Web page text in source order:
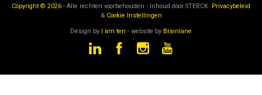
Copyright © 2026 - Alle rechten voorbehouden - Inhoud door STERCK. Privacybeleid
& Cookie Instellingen
Design by I am ten - website by Brainlane